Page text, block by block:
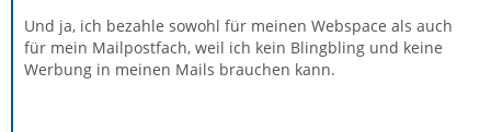
Und ja, ich bezahle sowohl für meinen Webspace als auch
für mein Mailpostfach, weil ich kein Blingbling und keine
Werbung in meinen Mails brauchen kann.